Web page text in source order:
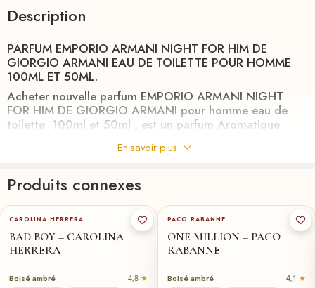
Description
PARFUM EMPORIO ARMANI NIGHT FOR HIM DE
GIORGIO ARMANI EAU DE TOILETTE POUR HOMME
100ML ET 50ML.
Acheter nouvelle parfum EMPORIO ARMANI NIGHT
FOR HIM DE GIORGIO ARMANI pour homme eau de
toilette 100ml et 50ml , est un parfum Aromatique
Fougère lancé en 2003 , au meilleurs prix chez
perfumerie en ligne qui vous livre partout au MAROC en
Emporio Armani Night Him de Giorgio Armani pour
paradoxes. Réunissant les substances les plus nobles et
les plus précieuses pour libérer une nouvelle tension
électrique , pour plus des parfums aromatique fougère
au meilleurs prix au maroc voir notre collection FAMILLE
En savoir plus
Produits connexes
50-ml 100-ml ★
CAROLINA HERRERA
BAD BOY – CAROLINA
HERRERA
Boisé ambré 4,8
PACO RABANNE
ONE MILLION – PACO
RABANNE
Boisé ambré 4,1